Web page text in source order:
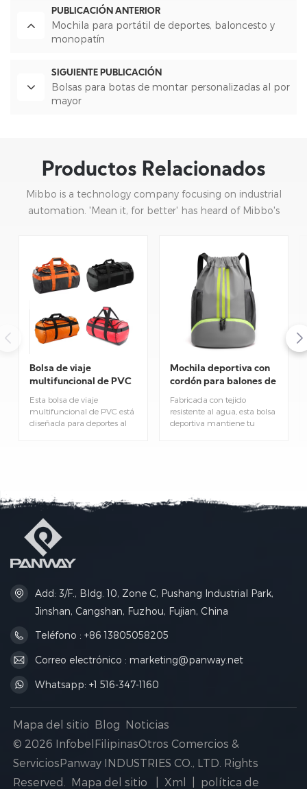
PUBLICACIÓN ANTERIOR
Mochila para portátil de deportes, baloncesto y
monopatín
SIGUIENTE PUBLICACIÓN
Bolsas para botas de montar personalizadas al por
mayor
Productos Relacionados
Mibbo is a technology company focusing on industrial
automation. 'Mean it, for better' has heard of Mibbo's
Bolsa de viaje
multifuncional de PVC
para deportes al aire
libre
Esta bolsa de viaje
multifuncional de PVC está
diseñada para deportes al
perfectamente organizado
en cada viaje.
Mochila deportiva con
cordón para balones de
fútbol y voleibol.
Fabricada con tejido
resistente al agua, esta bolsa
deportiva mantiene tu
diaria, deportes al aire libre y
Add: 3/F., Bldg. 10, Zone C, Pushang Industrial Park,
Jinshan, Cangshan, Fuzhou, Fujian, China
Teléfono : +86 13805058205
Correo electrónico : marketing@panway.net
Whatsapp: +1 516-347-1160
Mapa del sitio Blog Noticias
© 2026 InfobelFilipinasOtros Comercios &
ServiciosPanway INDUSTRIES CO., LTD. Rights
Reserved.
Mapa del sitio Xml política de